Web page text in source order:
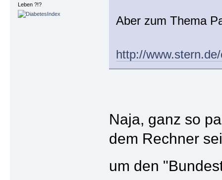
Leben ?!?
Aber zum Thema
http://
Naja, ganz so
dem Rechner
um den